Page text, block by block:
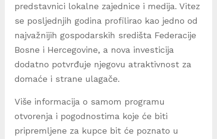
predstavnici lokalne zajednice i medija. Vitez
se posljednjih godina profilirao kao jedno od
najvažnijih gospodarskih središta Federacije
Bosne i Hercegovine, a nova investicija
dodatno potvrđuje njegovu atraktivnost za
domaće i strane ulagače.
Više informacija o samom programu
otvorenja i pogodnostima koje će biti
pripremljene za kupce bit će poznato u